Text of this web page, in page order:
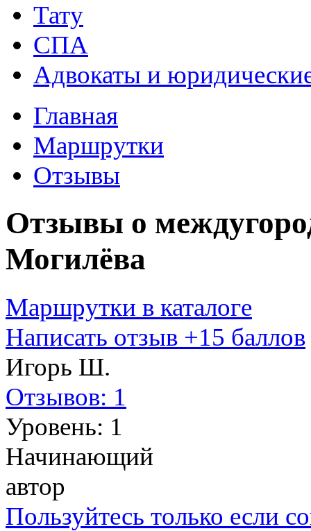
Тату
СПА
Адвокаты и
Главная
Маршрутки
Отзывы
Отзывы о
Могилёва
Маршрутки в каталоге
Написать отзыв +15 баллов
Игорь Ш.
Отзывов: 1
Уровень: 1
Начинающий
автор
Пользуйтесь только если